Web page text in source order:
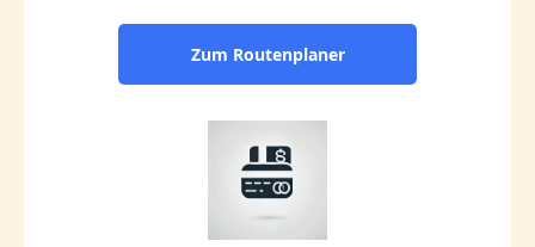
Zum Routenplaner